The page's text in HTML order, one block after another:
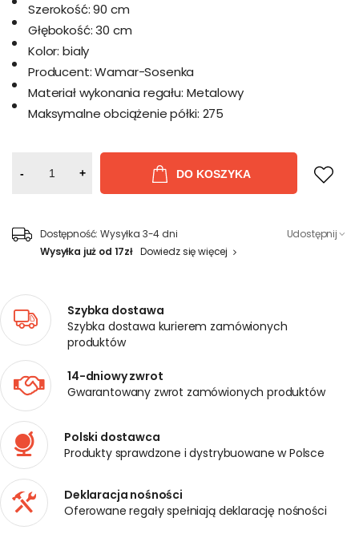
Szerokość: 90 cm
Głębokość: 30 cm
Kolor: bialy
Producent: Wamar-Sosenka
Materiał wykonania regału: Metalowy
Maksymalne obciążenie półki: 275
- + DO KOSZYKA
Dostępność: Wysyłka 3-4 dni
Wysyłka już od 17zł Dowiedz się więcej
Udostępnij
Szybka dostawa
Szybka dostawa kurierem zamówionych
produktów
14-dniowy zwrot
Gwarantowany zwrot zamówionych produktów
Polski dostawca
Produkty sprawdzone i dystrybuowane w Polsce
Deklaracja nośności
Oferowane regały spełniają deklarację nośności